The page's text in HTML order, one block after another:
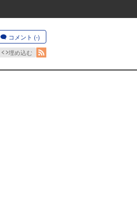
コメント (-)
埋め込む